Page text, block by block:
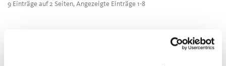
9 Einträge auf 2 Seiten, Angezeigte Einträge 1-8